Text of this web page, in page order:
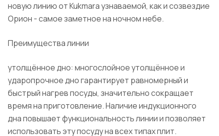
новую линию от Kukmara узнаваемой, как и созвездие
Орион - самое заметное на ночном небе.
Преимущества линии
утолщённое дно: многослойное утолщённое и
ударопрочное дно гарантирует равномерный и
быстрый нагрев посуды, значительно сокращает
время на приготовление. Наличие индукционного
дна повышает функциональность линии и позволяет
использовать эту посуду на всех типах плит.